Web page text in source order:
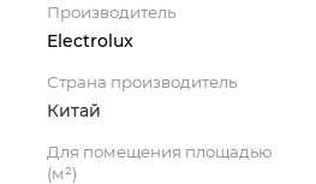
Производитель
Electrolux
Страна производитель
Китай
Для помещения площадью
(м²)